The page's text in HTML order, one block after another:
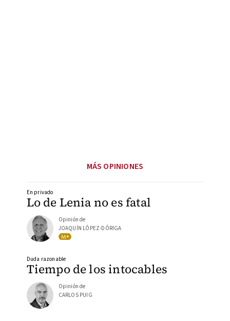
MÁS OPINIONES
Lo de Lenia no es fatal
En privado
Opinión de
JOAQUÍN LÓPEZ-DÓRIGA
Tiempo de los intocables
Duda razonable
Opinión de
CARLOS PUIG